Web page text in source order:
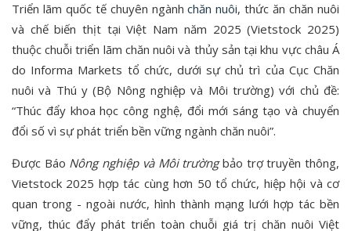
Triển lãm quốc tế chuyên ngànhchăn nuôi , thức ăn chăn nuôi
và chế biến thịt tại Việt Nam năm 2025 (Vietstock 2025)
thuộc chuỗi triển lãm chăn nuôi và thủy sản tại khu vực châu Á
do Informa Markets tổ chức, dưới sự chủ trì của Cục Chăn
nuôi và Thú y (Bộ Nông nghiệp và Môi trường) với chủ đề:
“Thúc đẩy khoa học công nghệ, đổi mới sáng tạo và chuyển
đổi số vì sự phát triển bền vững ngành chăn nuôi”.
Được Báo Nông nghiệp và Môi trườngbảo trợ truyền thông,
Vietstock 2025 hợp tác cùng hơn 50 tổ chức, hiệp hội và cơ
quan trong - ngoài nước, hình thành mạng lưới hợp tác bền
vững, thúc đẩy phát triển toàn chuỗi giá trị chăn nuôi Việt